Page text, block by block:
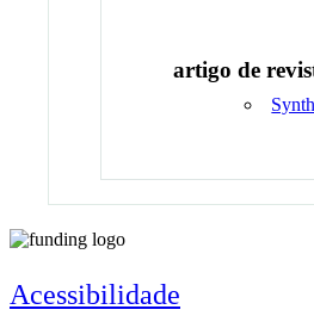
artigo de
Acessibilidade